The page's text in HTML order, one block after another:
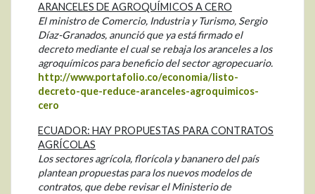
ARANCELES DE AGROQUÍMICOS A CERO
El ministro de Comercio, Industria y Turismo, Sergio
Díaz-Granados, anunció que ya está firmado el
decreto mediante el cual se rebaja los aranceles a los
agroquímicos para beneficio del sector agropecuario.
http://www.portafolio.co/economia/listo-
decreto-que-reduce-aranceles-agroquimicos-
cero
ECUADOR: HAY PROPUESTAS PARA CONTRATOS
AGRÍCOLAS
Los sectores agrícola, florícola y bananero del país
plantean propuestas para los nuevos modelos de
contratos, que debe revisar el Ministerio de